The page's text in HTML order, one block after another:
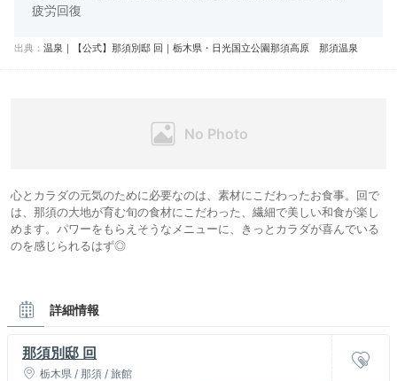
疲労回復
出典： 温泉｜【公式】那須別邸 回｜栃木県・日光国立公園那須高原 那須温泉
心とカラダの元気のために必要なのは、素材にこだわったお食事。回で
は、那須の大地が育む旬の食材にこだわった、繊細で美しい和食が楽し
めます。パワーをもらえそうなメニューに、きっとカラダが喜んでいる
のを感じられるはず◎
詳細情報
那須別邸 回
栃木県 / 那須 / 旅館